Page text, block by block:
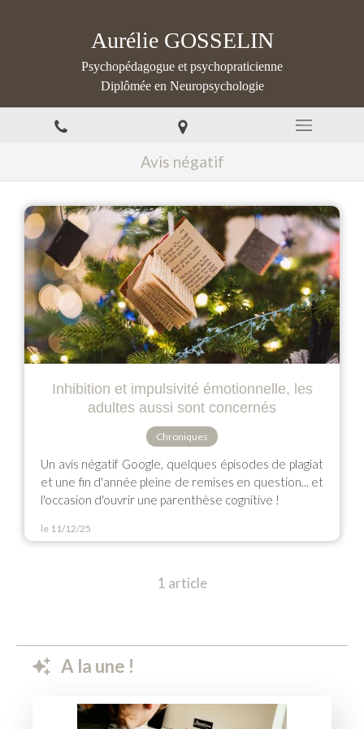
Aurélie GOSSELIN
Psychopédagogue et psychopraticienne
Diplômée en Neuropsychologie
Avis négatif
Inhibition et impulsivité émotionnelle, les
adultes aussi sont concernés
Chroniques
Un avis négatif Google, quelques épisodes de plagiat
et une fin d'année pleine de remises en question... et
l'occasion d'ouvrir une parenthèse cognitive !
le 11/12/25
1 article
A la une !